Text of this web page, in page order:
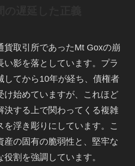
貨取引所であったMt Goxの崩
い影を落としています。プラ
してから10年が経ち、債権者
け始めていますが、これほど
決する上で関わってくる複雑
を浮き彫りにしています。こ
産の固有の脆弱性と、堅牢な
割を強調しています。